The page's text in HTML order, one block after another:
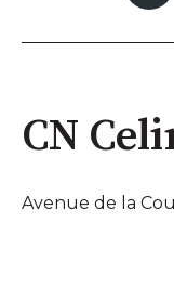
CN
Avenue de la